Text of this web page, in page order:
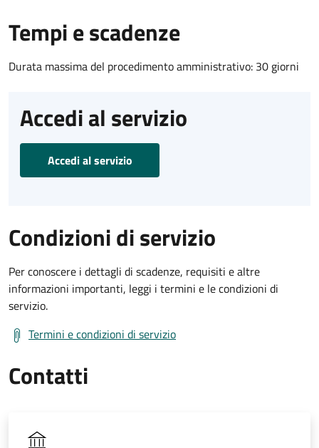
Tempi e scadenze
Durata massima del procedimento amministrativo: 30 giorni
Accedi al servizio
Accedi al servizio
Condizioni di servizio
Per conoscere i dettagli di scadenze, requisiti e altre
informazioni importanti, leggi i termini e le condizioni di
servizio.
Termini e condizioni di servizio
Contatti